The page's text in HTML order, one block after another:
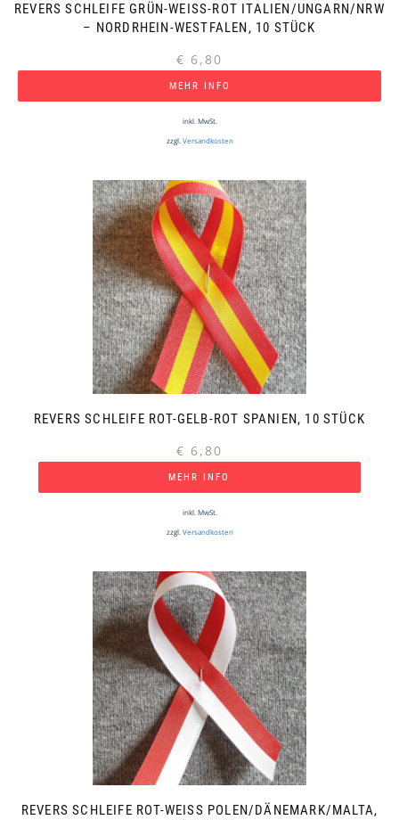
REVERS SCHLEIFE GRÜN-WEISS-ROT ITALIEN/UNGARN/NRW
– NORDRHEIN-WESTFALEN, 10 STÜCK
€ 6,80
MEHR INFO
inkl. MwSt.
zzgl. Versandkosten
REVERS SCHLEIFE ROT-GELB-ROT SPANIEN, 10 STÜCK
€ 6,80
MEHR INFO
inkl. MwSt.
zzgl. Versandkosten
REVERS SCHLEIFE ROT-WEISS POLEN/DÄNEMARK/MALTA, 1